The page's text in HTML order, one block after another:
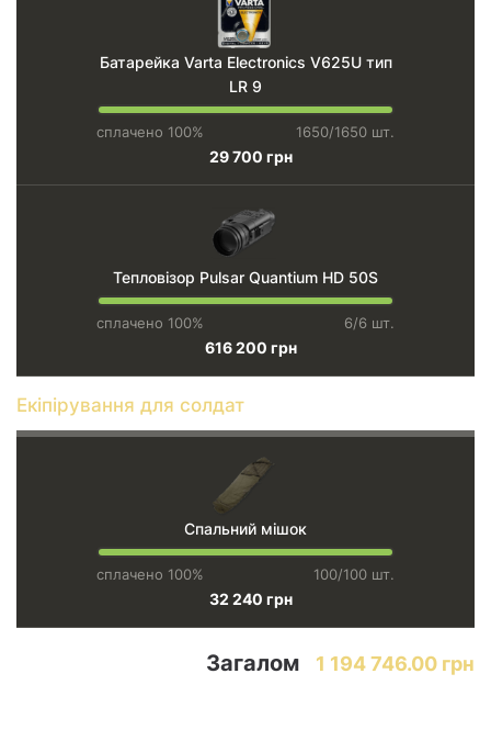
Батарейка Varta Electronics V625U тип
LR 9
сплачено 100% 1650/1650 шт.
29 700 грн
Тепловізор Pulsar Quantium HD 50S
сплачено 100% 6/6 шт.
616 200 грн
Екіпірування для солдат
Спальний мішок
сплачено 100% 100/100 шт.
32 240 грн
Загалом 1 194 746.00 грн